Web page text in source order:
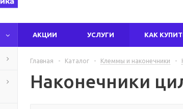
АКЦИИ УСЛУГИ КАК
Главная - Каталог - Клеммы и наконечники -
Наконечники